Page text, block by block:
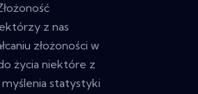
z nas
złożoności w
życia niektóre z
statystyki